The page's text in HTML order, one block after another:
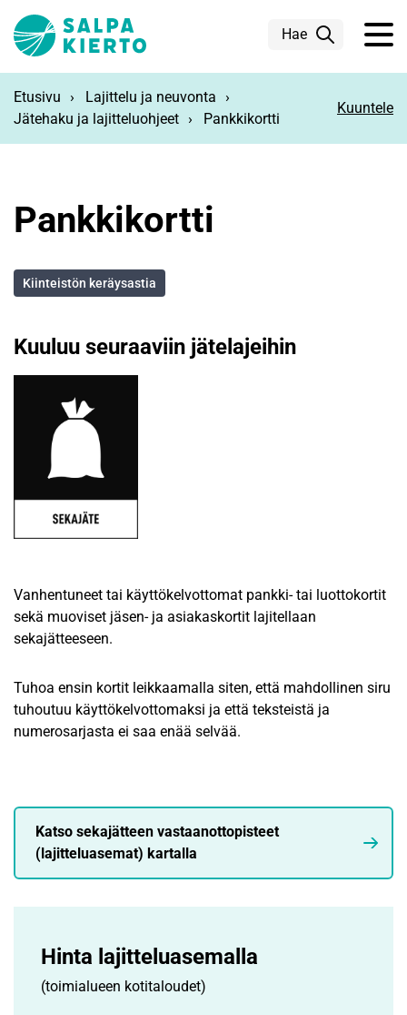
Hae
Etusivu
Lajittelu ja neuvonta
Jätehaku ja lajitteluohjeet
Pankkikortti
Kuuntele
Pankkikortti
Kiinteistön keräysastia
Kuuluu seuraaviin jätelajeihin
Vanhentuneet tai käyttökelvottomat pankki- tai luottokortit
sekä muoviset jäsen- ja asiakaskortit lajitellaan
sekajätteeseen.
Tuhoa ensin kortit leikkaamalla siten, että mahdollinen siru
tuhoutuu käyttökelvottomaksi ja että teksteistä ja
numerosarjasta ei saa enää selvää.
Katso sekajätteen vastaanottopisteet
(lajitteluasemat) kartalla
Hinta lajittelu­asemalla
(toimialueen kotitaloudet)